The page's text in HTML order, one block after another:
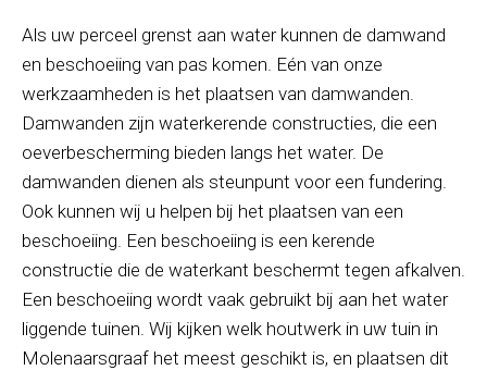
Als uw perceel grenst aan water kunnen de damwand
en beschoeiing van pas komen. Eén van onze
werkzaamheden is het plaatsen van damwanden.
Damwanden zijn waterkerende constructies, die een
oeverbescherming bieden langs het water. De
damwanden dienen als steunpunt voor een fundering.
Ook kunnen wij u helpen bij het plaatsen van een
beschoeiing. Een beschoeiing is een kerende
constructie die de waterkant beschermt tegen afkalven.
Een beschoeiing wordt vaak gebruikt bij aan het water
liggende tuinen. Wij kijken welk houtwerk in uw tuin in
Molenaarsgraaf het meest geschikt is, en plaatsen dit